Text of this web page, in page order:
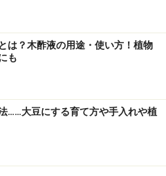
は？木酢液の用途・使い方！植物
も
……大豆にする育て方や手入れや植